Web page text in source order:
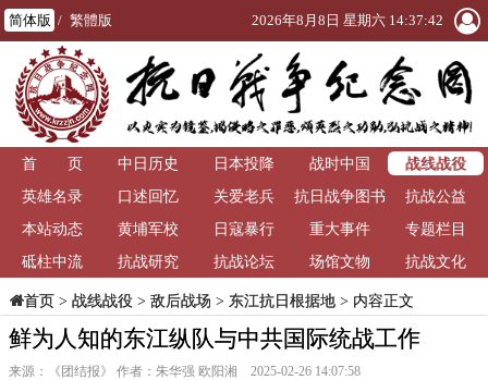
简体版 / 繁體版 2026年8月8日 星期六 14:37:42
首 页 中日历史 日本投降 战时中国
战线战役
英雄名录
口述回忆 关爱老兵
抗日战争图书
馆
抗战公益
本站动态
黄埔军校 日寇暴行 重大事件
专题栏目
砥柱中流
抗战研究 抗战论坛 场馆文物 抗战文化
首页> 战线战役> 敌后战场 > 东江抗日根据地> 内容正文
鲜为人知的东江纵队与中共国际统战工作
来源：《团结报》 作者：朱华强 欧阳湘 2025-02-26 14:07:58